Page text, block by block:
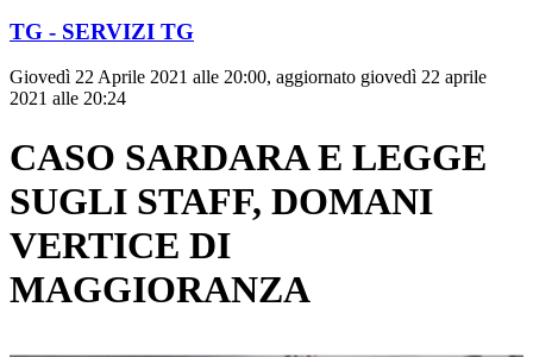
TG - SERVIZI TG
Giovedì 22 Aprile 2021 alle 20:00, aggiornato giovedì 22 aprile
2021 alle 20:24
CASO SARDARA E LEGGE
SUGLI STAFF, DOMANI
VERTICE DI
MAGGIORANZA